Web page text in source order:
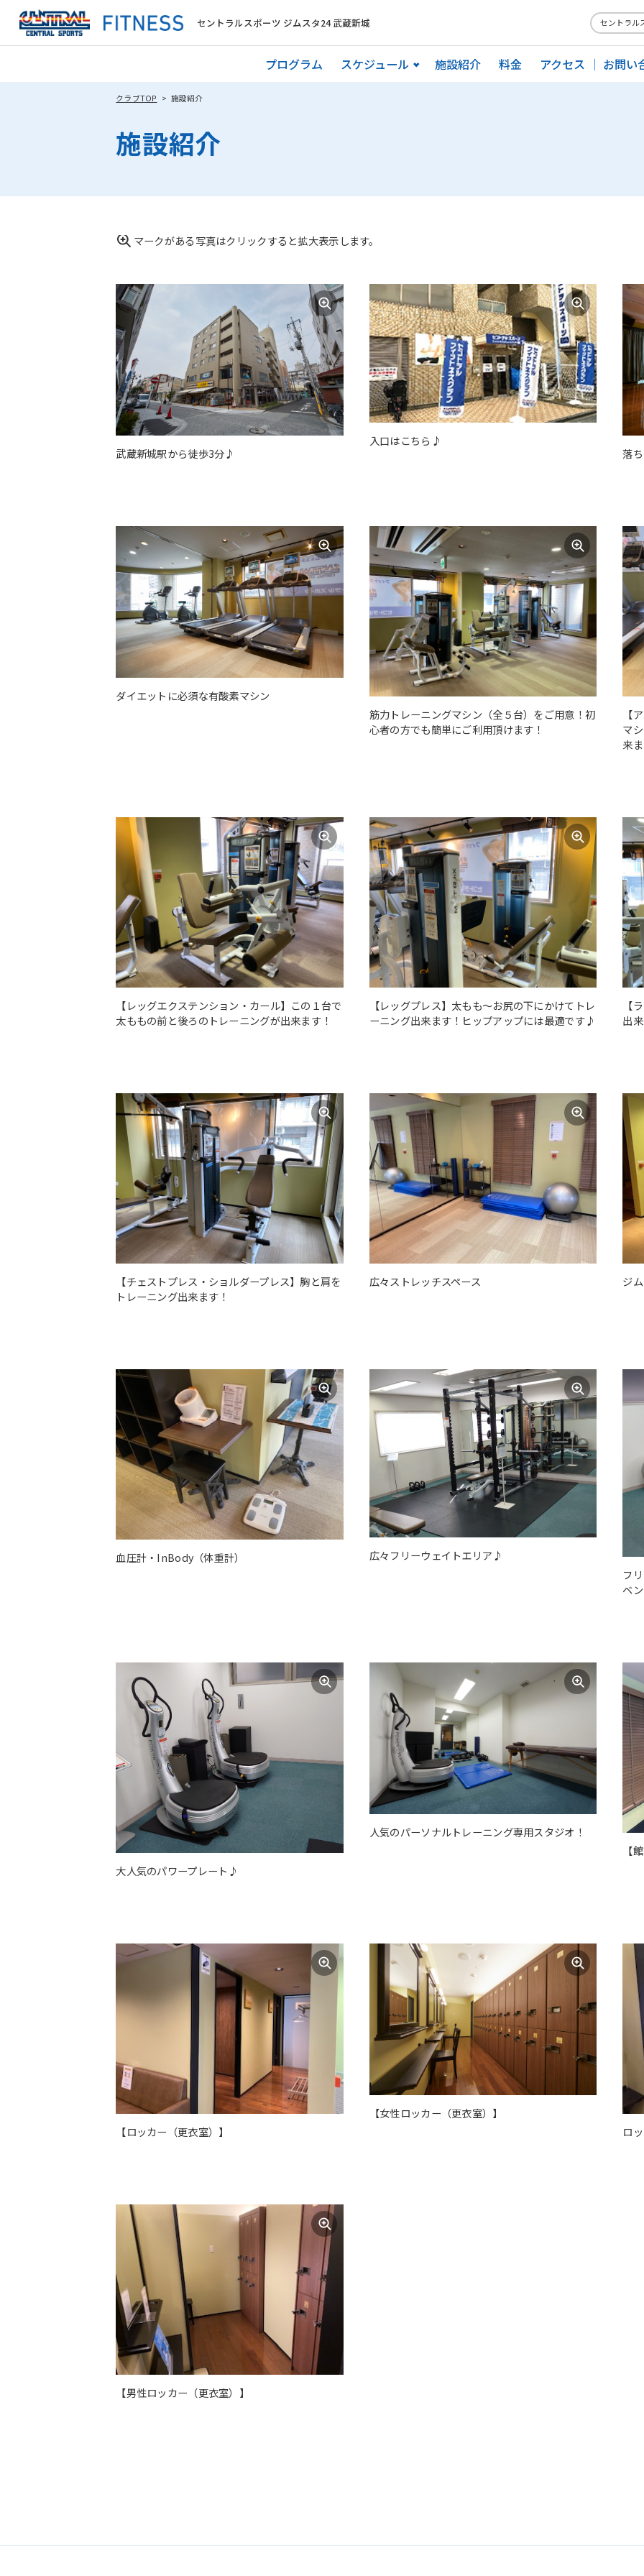
セントラルスポーツ ジムスタ24 武蔵新城 セントラル
プログラム スケジュール 施設紹介 料金 アクセス お問い
クラブTOP 施設紹介
施設紹介
マークがある写真はクリックすると拡大表示します。
武蔵新城駅から徒歩3分♪
入口はこちら♪
落
ダイエットに必須な有酸素マシン
筋力トレーニングマシン（全５台）をご用意！初
心者の方でも簡単にご利用頂けます！
【
マ
来
【レッグエクステンション・カール】この１台で
太ももの前と後ろのトレーニングが出来ます！
【レッグプレス】太もも～お尻の下にかけてトレ
ーニング出来ます！ヒップアップには最適です♪
【
出
【チェストプレス・ショルダープレス】胸と肩を
トレーニング出来ます！
広々ストレッチスペース ジ
血圧計・InBody（体重計）
広々フリーウェイトエリア♪
フ
ベ
大人気のパワープレート♪
人気のパーソナルトレーニング専用スタジオ！
【
【ロッカー（更衣室）】
【女性ロッカー（更衣室）】
ロ
【男性ロッカー（更衣室）】
For foreigners
Central Sports official website is
automatically translated into
English. Click the link below (start
automatic translation) to return to
the top page.
However, if you use an automatic
version of this website will be
Automatic translation start